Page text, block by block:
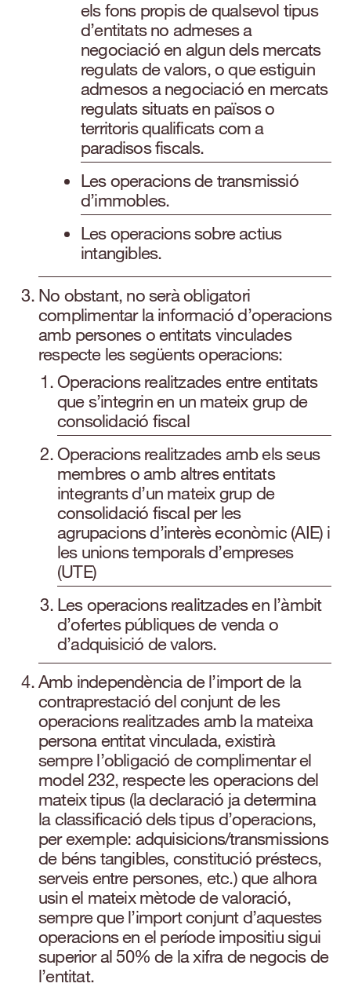
els fons propis de qualsevol tipus
d’entitats no admeses a
negociació en algun dels mercats
regulats de valors, o que estiguin
admesos a negociació en mercats
regulats situats en països o
territoris qualificats com a
paradisos fiscals.
Les operacions de transmissió
d’immobles.
Les operacions sobre actius
intangibles.
No obstant, no serà obligatori
complimentar la informació d’operacions
amb persones o entitats vinculades
respecte les següents operacions:
Operacions realitzades entre entitats
que s’integrin en un mateix grup de
consolidació fiscal
Operacions realitzades amb els seus
membres o amb altres entitats
integrants d’un mateix grup de
consolidació fiscal per les
agrupacions d’interès econòmic (AIE) i
les unions temporals d’empreses
(UTE)
Les operacions realitzades en l’àmbit
d’ofertes públiques de venda o
d’adquisició de valors.
Amb independència de l’import de la
contraprestació del conjunt de les
operacions realitzades amb la mateixa
persona entitat vinculada, existirà
sempre l’obligació de complimentar el
model 232, respecte les operacions del
mateix tipus (la declaració ja determina
la classificació dels tipus d’operacions,
per exemple: adquisicions/transmissions
de béns tangibles, constitució préstecs,
serveis entre persones, etc.) que alhora
usin el mateix mètode de valoració,
sempre que l’import conjunt d’aquestes
operacions en el període impositiu sigui
superior al 50% de la xifra de negocis de
l’entitat.